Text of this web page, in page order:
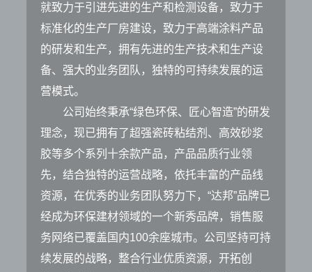
就致力于引进先进的生产和检测设备，致力于
标准化的生产厂房建设，致力于高端涂料产品
的研发和生产，拥有先进的生产技术和生产设
备、强大的业务团队，独特的可持续发展的运
营模式。
公司始终秉承“绿色环保、匠心智造”的研发
理念，现已拥有了超强瓷砖粘结剂、高效砂浆
胶等多个系列十余款产品，产品品质行业领
先，结合独特的运营战略，依托丰富的产品线
资源，在优秀的业务团队努力下，“达邦”品牌已
经成为环保建材领域的一个新秀品牌，销售服
务网络已覆盖国内100余座城市。公司坚持可持
续发展的战略，整合行业优质资源，开拓创